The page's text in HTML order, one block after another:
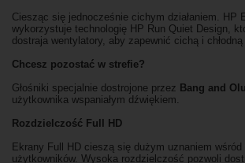
Ciesząc się jednocześnie cichym działaniem. HP
wykorzystuje technologię HP Run Quiet Design,
dostraja wentylatory, aby zapewnić cichą i
Chcesz pozostać w strefie?
Głośniki specjalnie dostrojone przez Bang and
użytkownika wspaniałym dźwiękiem.
Rozdzielczość Full HD
Ekrany Full HD cieszą się dużym uznaniem wśród
użytkowników. Wysoka rozdzielczość pozwoli